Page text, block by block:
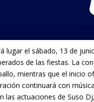
lugar el sábado, 13 de
de las fiestas. La
mientras que el inicio
continuará con
las actuaciones de Suso